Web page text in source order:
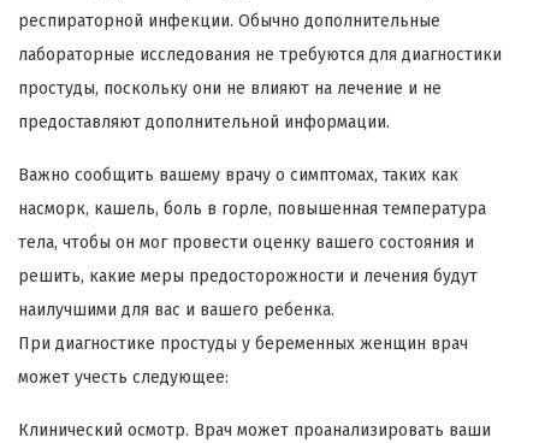
респираторной инфекции. Обычно дополнительные
лабораторные исследования не требуются для диагностики
простуды, поскольку они не влияют на лечение и не
предоставляют дополнительной информации.
Важно сообщить вашему врачу о симптомах, таких как
насморк, кашель, боль в горле, повышенная температура
тела, чтобы он мог провести оценку вашего состояния и
решить, какие меры предосторожности и лечения будут
наилучшими для вас и вашего ребенка.
При диагностике простуды у беременных женщин врач
может учесть следующее:
Клинический осмотр. Врач может проанализировать ваши